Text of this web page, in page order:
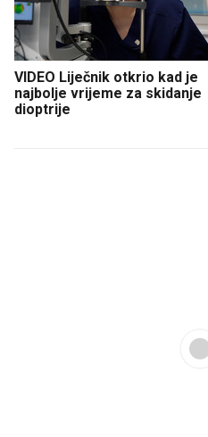
VIDEO Liječnik otkrio kad je
najbolje vrijeme za skidanje
dioptrije